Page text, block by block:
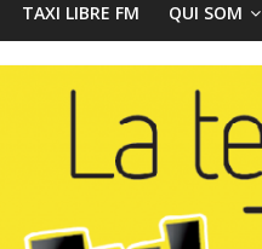
TAXI LIBRE FM QUI SOM